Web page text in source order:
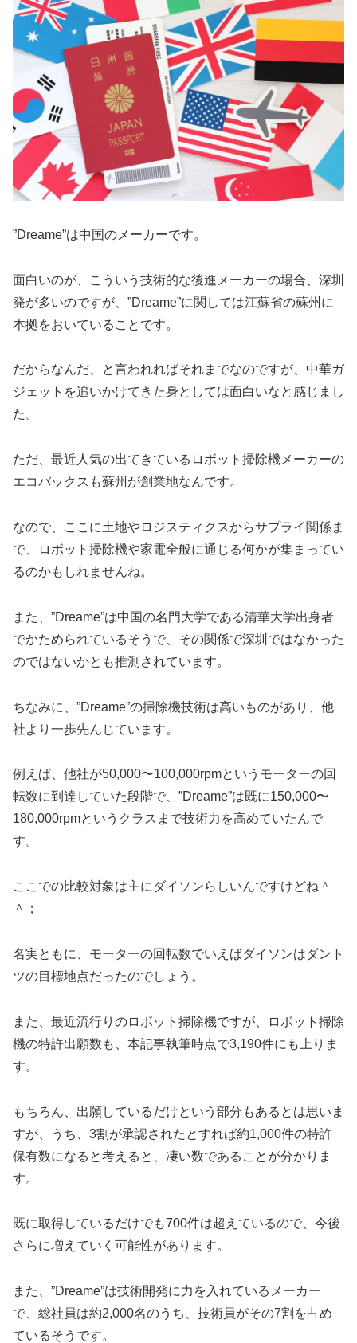
”Dreame”は中国のメーカーです。
面白いのが、こういう技術的な後進メーカーの場合、深圳
発が多いのですが、”Dreame”に関しては江蘇省の蘇州に
本拠をおいていることです。
だからなんだ、と言われればそれまでなのですが、中華ガ
ジェットを追いかけてきた身としては面白いなと感じまし
た。
ただ、最近人気の出てきているロボット掃除機メーカーの
エコバックスも蘇州が創業地なんです。
なので、ここに土地やロジスティクスからサプライ関係ま
で、ロボット掃除機や家電全般に通じる何かが集まってい
るのかもしれませんね。
また、”Dreame”は中国の名門大学である清華大学出身者
でかためられているそうで、その関係で深圳ではなかった
のではないかとも推測されています。
ちなみに、”Dreame”の掃除機技術は高いものがあり、他
社より一歩先んじています。
例えば、他社が50,000〜100,000rpmというモーターの回
転数に到達していた段階で、”Dreame”は既に150,000〜
180,000rpmというクラスまで技術力を高めていたんで
す。
ここでの比較対象は主にダイソンらしいんですけどね＾
＾；
名実ともに、モーターの回転数でいえばダイソンはダント
ツの目標地点だったのでしょう。
また、最近流行りのロボット掃除機ですが、ロボット掃除
機の特許出願数も、本記事執筆時点で3,190件にも上りま
す。
もちろん、出願しているだけという部分もあるとは思いま
すが、うち、3割が承認されたとすれば約1,000件の特許
保有数になると考えると、凄い数であることが分かりま
す。
既に取得しているだけでも700件は超えているので、今後
さらに増えていく可能性があります。
また、”Dreame”は技術開発に力を入れているメーカー
で、総社員は約2,000名のうち、技術員がその7割を占め
ているそうです。